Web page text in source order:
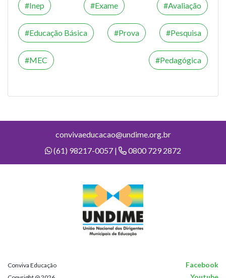
Inep Exame Avaliação
Educação Básica Prova Pesquisa
MEC Pedagógica
convivaeducacao@undime.org.br
(61) 98217-0057 |
0800 729 2872
Conviva Educação Facebook